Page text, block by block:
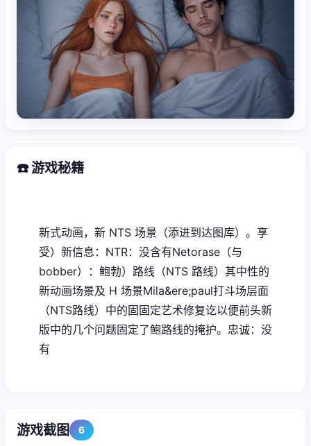
☎️ 游戏秘籍
新式动画，新 NTS 场景（添进到达图库）。享
受）新信息：NTR：没含有Netorase（与
bobber）：鲍勃）路线（NTS 路线）其中性的
新动画场景及 H 场景Mila&ere;paul打斗场层面
（NTS路线）中的固固定艺术修复讫以便前头新
版中的几个问题固定了鲍路线的掩护。忠诚：没
有
游戏截图 6